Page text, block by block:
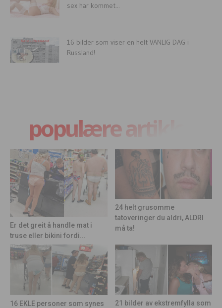
sex har kommet...
16 bilder som viser en helt VANLIG DAG i
Russland!
populære artikler
Er det greit å handle mat i
truse eller bikini fordi...
24 helt grusomme
tatoveringer du aldri, ALDRI
må ta!
16 EKLE personer som synes
21 bilder av ekstremfylla som